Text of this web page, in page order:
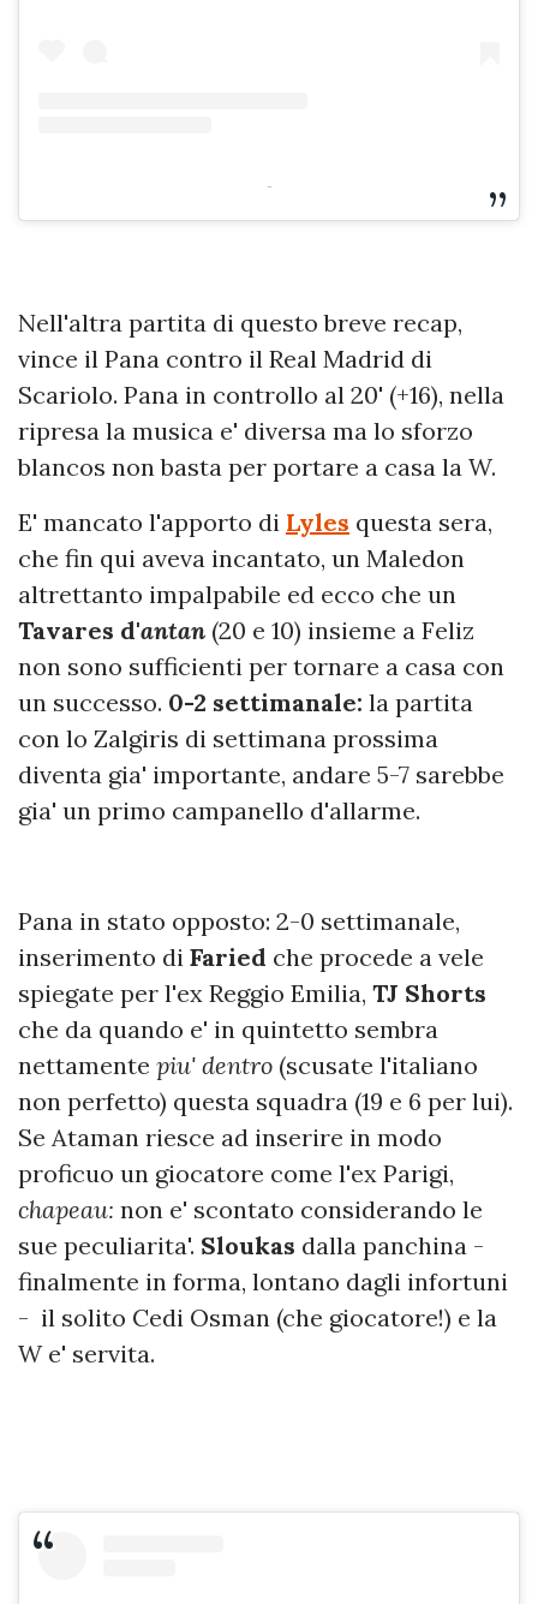
-
Nell'altra partita di questo breve recap,
vince il Pana contro il Real Madrid di
Scariolo. Pana in controllo al 20' (+16), nella
ripresa la musica e' diversa ma lo sforzo
blancos non basta per portare a casa la W.
E' mancato l'apporto di Lyles questa sera,
che fin qui aveva incantato, un Maledon
altrettanto impalpabile ed ecco che un
Tavares d'antan (20 e 10) insieme a Feliz
non sono sufficienti per tornare a casa con
un successo. 0-2 settimanale: la partita
con lo Zalgiris di settimana prossima
diventa gia' importante, andare 5-7 sarebbe
gia' un primo campanello d'allarme.
Pana in stato opposto: 2-0 settimanale,
inserimento di Faried che procede a vele
spiegate per l'ex Reggio Emilia, TJ Shorts
che da quando e' in quintetto sembra
nettamente piu' dentro (scusate l'italiano
non perfetto) questa squadra (19 e 6 per lui).
Se Ataman riesce ad inserire in modo
proficuo un giocatore come l'ex Parigi,
chapeau: non e' scontato considerando le
sue peculiarita'. Sloukas dalla panchina -
finalmente in forma, lontano dagli infortuni
- il solito Cedi Osman (che giocatore!) e la
W e' servita.